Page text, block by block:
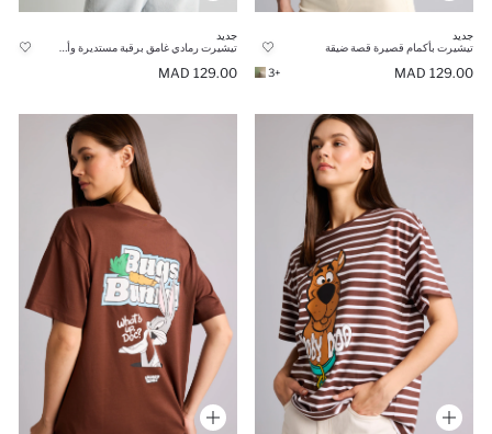
جديد
تيشيرت بأكمام قصيرة قصة ضيقة
129.00 MAD
+3
جديد
تيشيرت رمادي غامق برقبة مستديرة وأكمام قصيرة مع طبعة على الظهر 100% قطن
129.00 MAD